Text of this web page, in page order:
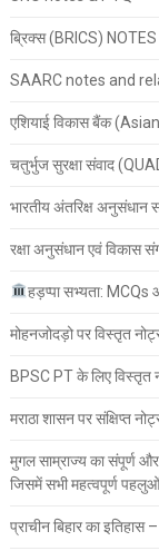
ब्रिक्स (BRICS)
SAARC notes and
एशियाई विकास बैंक
चतुर्भुज सुरक्षा संवाद
भारतीय अंतरिक्ष अनुसंधान
रक्षा अनुसंधान एवं विकास
हड़प्पा सभ्यता: MCQs
मोहनजोदड़ो पर विस्तृत
BPSC PT के लिए विस्तृत
मराठा शासन पर संक्षिप्त
मुगल साम्राज्य का संपूर्ण
जिसमें सभी महत्वपूर्ण पहलुओं
प्राचीन बिहार का इतिहास